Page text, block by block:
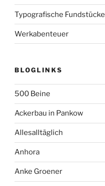
Typografische Fundstücke
Werkabenteuer
BLOGLINKS
500 Beine
Ackerbau in Pankow
Allesalltäglich
Anhora
Anke Groener